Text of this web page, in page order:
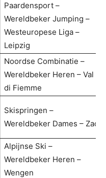
Paardensport –
Wereldbeker Jumping –
Westeuropese Liga –
Leipzig
Noordse Combinatie –
Wereldbeker Heren – Val
di Fiemme
Skispringen –
Wereldbeker Dames – Zao
Alpijnse Ski –
Wereldbeker Heren –
Wengen